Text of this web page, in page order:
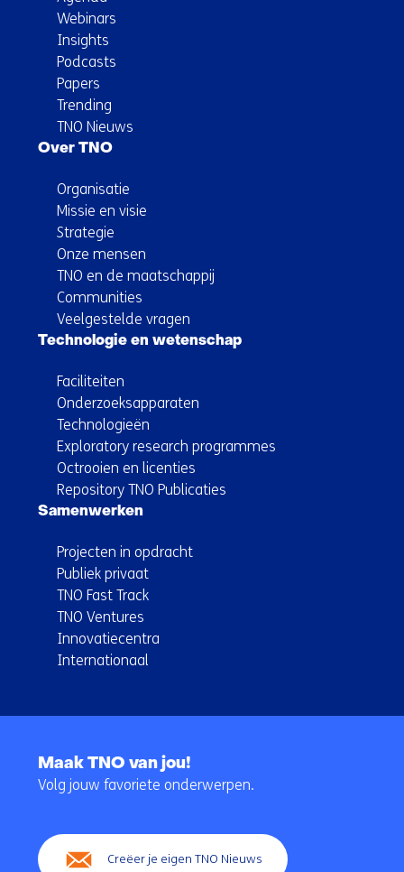
Webinars
Insights
Podcasts
Papers
Trending
TNO Nieuws
Over TNO
Organisatie
Missie en visie
Strategie
Onze mensen
TNO en de maatschappij
Communities
Veelgestelde vragen
Technologie en wetenschap
Faciliteiten
Onderzoeksapparaten
Technologieën
Exploratory research programmes
Octrooien en licenties
Repository TNO Publicaties
Samenwerken
Projecten in opdracht
Publiek privaat
TNO Fast Track
TNO Ventures
Innovatiecentra
Internationaal
navigatie
Maak TNO van jou!
Volg jouw favoriete onderwerpen.
Creëer je eigen TNO Nieuws